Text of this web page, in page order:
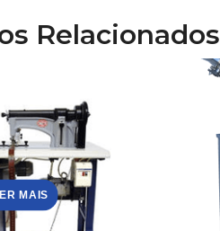
Relacionados
MAIS